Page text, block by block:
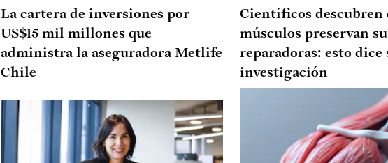
La cartera de inversiones por
US$15 mil millones que
administra la aseguradora Metlife
Chile
Científicos descubren
músculos preservan
reparadoras: esto dice
investigación